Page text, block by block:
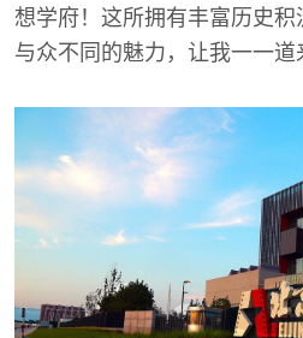
想学府！这所拥有丰富历史
与众不同的魅力，让我一一道